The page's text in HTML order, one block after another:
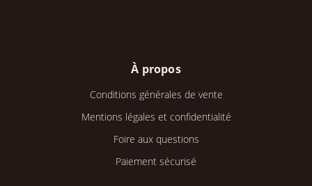
À propos
Conditions générales de vente
Mentions légales et confidentialité
Foire aux questions
Paiement sécurisé